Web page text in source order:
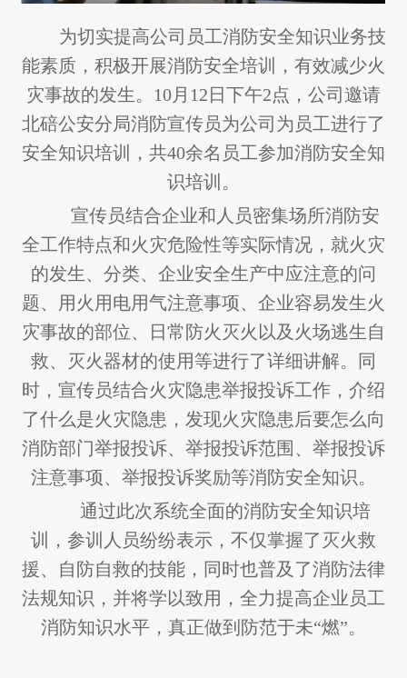
为切实提高公司员工消防安全知识业务技
能素质，积极开展消防安全培训，有效减少火
灾事故的发生。10月12日下午2点，公司邀请
北碚公安分局消防宣传员为公司为员工进行了
安全知识培训，共40余名员工参加消防安全知
识培训。
宣传员结合企业和人员密集场所消防安
全工作特点和火灾危险性等实际情况，就火灾
的发生、分类、企业安全生产中应注意的问
题、用火用电用气注意事项、企业容易发生火
灾事故的部位、日常防火灭火以及火场逃生自
救、灭火器材的使用等进行了详细讲解。同
时，宣传员结合火灾隐患举报投诉工作，介绍
了什么是火灾隐患，发现火灾隐患后要怎么向
消防部门举报投诉、举报投诉范围、举报投诉
注意事项、举报投诉奖励等消防安全知识。
通过此次系统全面的消防安全知识培
训，参训人员纷纷表示，不仅掌握了灭火救
援、自防自救的技能，同时也普及了消防法律
法规知识，并将学以致用，全力提高企业员工
消防知识水平，真正做到防范于未“燃”。